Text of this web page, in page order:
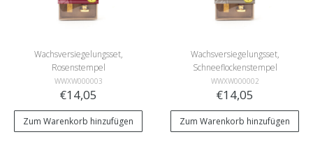
Wachsversiegelungsset,
Rosenstempel
WWXW000003
€14,05
Zum Warenkorb hinzufügen
Wachsversiegelungsset,
Schneeflockenstempel
WWXW000002
€14,05
Zum Warenkorb hinzufügen